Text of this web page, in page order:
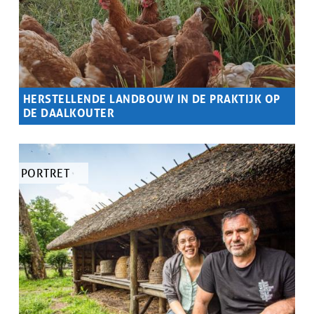
HERSTELLENDE LANDBOUW IN DE PRAKTIJK OP
DE DAALKOUTER
TYPE
ARTIKEL
PORTRET